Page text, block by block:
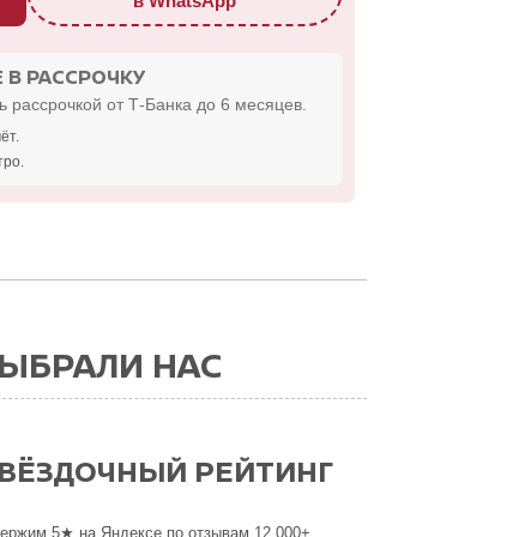
В РАССРОЧКУ
рассрочкой от Т-Банка до 6 месяцев.
НАС
РЕЙТИНГ
5★ на Яндексе по отзывам 12 000+